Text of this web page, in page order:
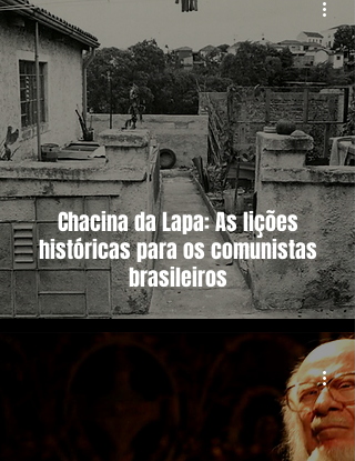
Chacina da Lapa: As lições
históricas para os comunistas
brasileiros